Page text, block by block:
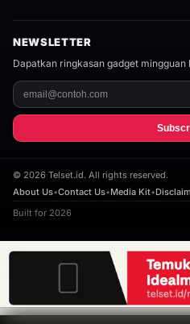
NEWSLETTER
Dapatkan ringkasan gadget mingguan
© 2026 Telset.id. All rights reserved.
About Us•Contact Us•Media Kit•
Built for 2026